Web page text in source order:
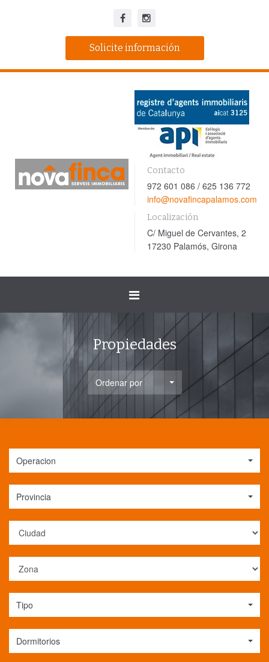
Solicite información
Contacto
972 601 086 / 625 136 772
info@novafincapalamos.com
Localización
C/ Miguel de Cervantes, 2
17230 Palamós, Girona
Toggle
navigation
Propiedades
Ordenar por
Operacion
Provincia
Tipo
Dormitorios